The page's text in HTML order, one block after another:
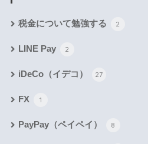
税金について勉強する 2
LINE Pay 2
iDeCo（イデコ） 27
FX 1
PayPay（ペイペイ） 8